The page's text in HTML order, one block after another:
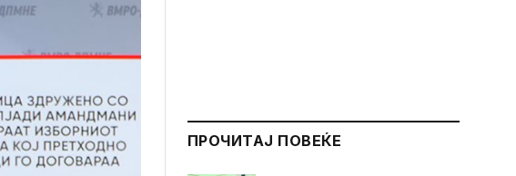
ПРОЧИТАЈ ПОВЕЌЕ